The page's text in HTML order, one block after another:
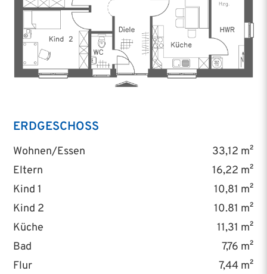
ERDGESCHOSS
Wohnen/Essen
33,12 m²
Eltern
16,22 m²
Kind 1
10,81 m²
Kind 2
10.81 m²
Küche
11,31 m²
Bad
7,76 m²
Flur
7,44 m²